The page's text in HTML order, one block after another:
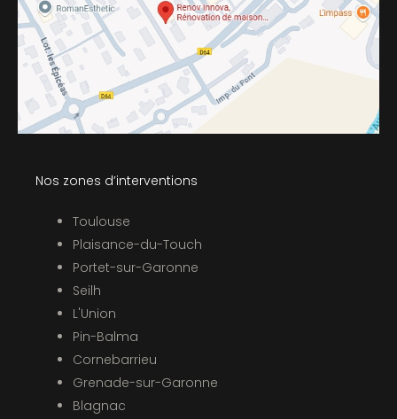
Nos zones d’interventions
Toulouse
Plaisance-du-Touch
Portet-sur-Garonne
Seilh
L'Union
Pin-Balma
Cornebarrieu
Grenade-sur-Garonne
Blagnac